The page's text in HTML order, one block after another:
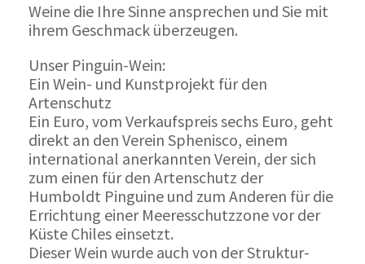
Weine die Ihre Sinne ansprechen und Sie mit
ihrem Geschmack überzeugen.
Unser Pinguin-Wein:
Ein Wein- und Kunstprojekt für den
Artenschutz
Ein Euro, vom Verkaufspreis sechs Euro, geht
direkt an den Verein Sphenisco, einem
international anerkannten Verein, der sich
zum einen für den Artenschutz der
Humboldt Pinguine und zum Anderen für die
Errichtung einer Meeresschutzzone vor der
Küste Chiles einsetzt.
Dieser Wein wurde auch von der Struktur-